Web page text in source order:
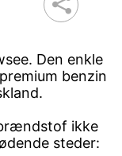
Den enkle
benzin
ikke
steder: